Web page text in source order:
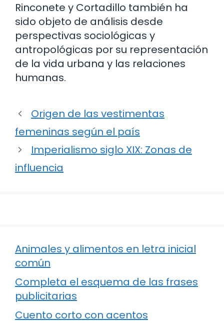
Rinconete y Cortadillo también ha
sido objeto de análisis desde
perspectivas sociológicas y
antropológicas por su representación
de la vida urbana y las relaciones
humanas.
Origen de las vestimentas
femeninas según el país
Imperialismo siglo XIX: Zonas de
influencia
Animales y alimentos en letra inicial
común
Completa el esquema de las frases
publicitarias
Cuento corto con acentos